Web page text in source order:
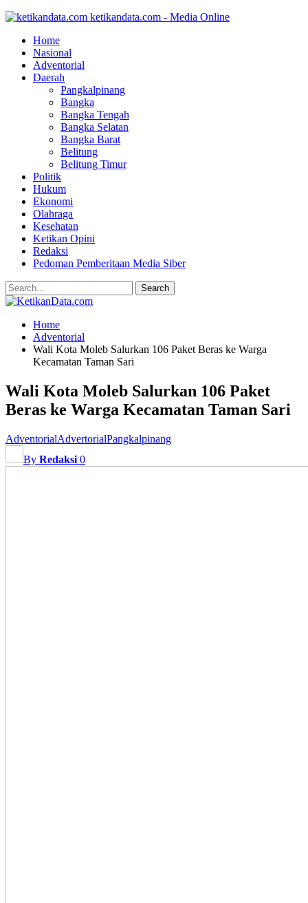
ketikandata.com - Media Online
Home
Nasional
Adventorial
Daerah
Pangkalpinang
Bangka
Bangka Tengah
Bangka Selatan
Bangka Barat
Belitung
Belitung Timur
Politik
Hukum
Ekonomi
Olahraga
Kesehatan
Ketikan Opini
Redaksi
Pedoman Pemberitaan Media Siber
Home
Adventorial
Wali Kota Moleb Salurkan 106 Paket Beras ke Warga
Kecamatan Taman Sari
Wali Kota Moleb Salurkan 106 Paket
Beras ke Warga Kecamatan Taman Sari
AdventorialAdvertorialPangkalpinang
By Redaksi 0